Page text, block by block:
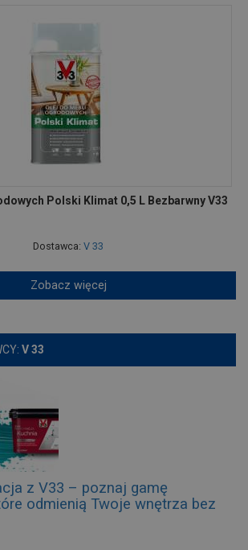
Polski Klimat 0,5 L Bezbarwny V33
Dostawca: V 33
Zobacz więcej
V 33
z V33 – poznaj gamę
odmienią Twoje wnętrza bez